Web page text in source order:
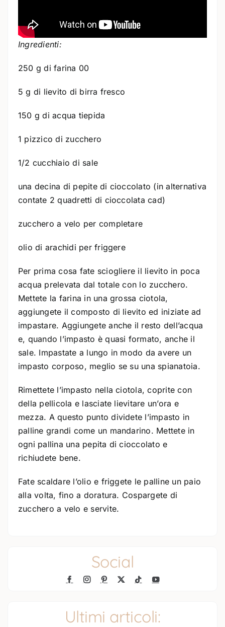
Ingredienti:
250 g di farina 00
5 g di lievito di birra fresco
150 g di acqua tiepida
1 pizzico di zucchero
1/2 cucchiaio di sale
una decina di pepite di cioccolato (in alternativa
contate 2 quadretti di cioccolata cad)
zucchero a velo per completare
olio di arachidi per friggere
Per prima cosa fate sciogliere il lievito in poca
acqua prelevata dal totale con lo zucchero.
Mettete la farina in una grossa ciotola,
aggiungete il composto di lievito ed iniziate ad
impastare. Aggiungete anche il resto dell’acqua
e, quando l’impasto è quasi formato, anche il
sale. Impastate a lungo in modo da avere un
impasto corposo, meglio se su una spianatoia.
Rimettete l’impasto nella ciotola, coprite con
della pellicola e lasciate lievitare un’ora e
mezza. A questo punto dividete l’impasto in
palline grandi come un mandarino. Mettete in
ogni pallina una pepita di cioccolato e
richiudete bene.
Fate scaldare l’olio e friggete le palline un paio
alla volta, fino a doratura. Cospargete di
zucchero a velo e servite.
Social
Ultimi articoli: